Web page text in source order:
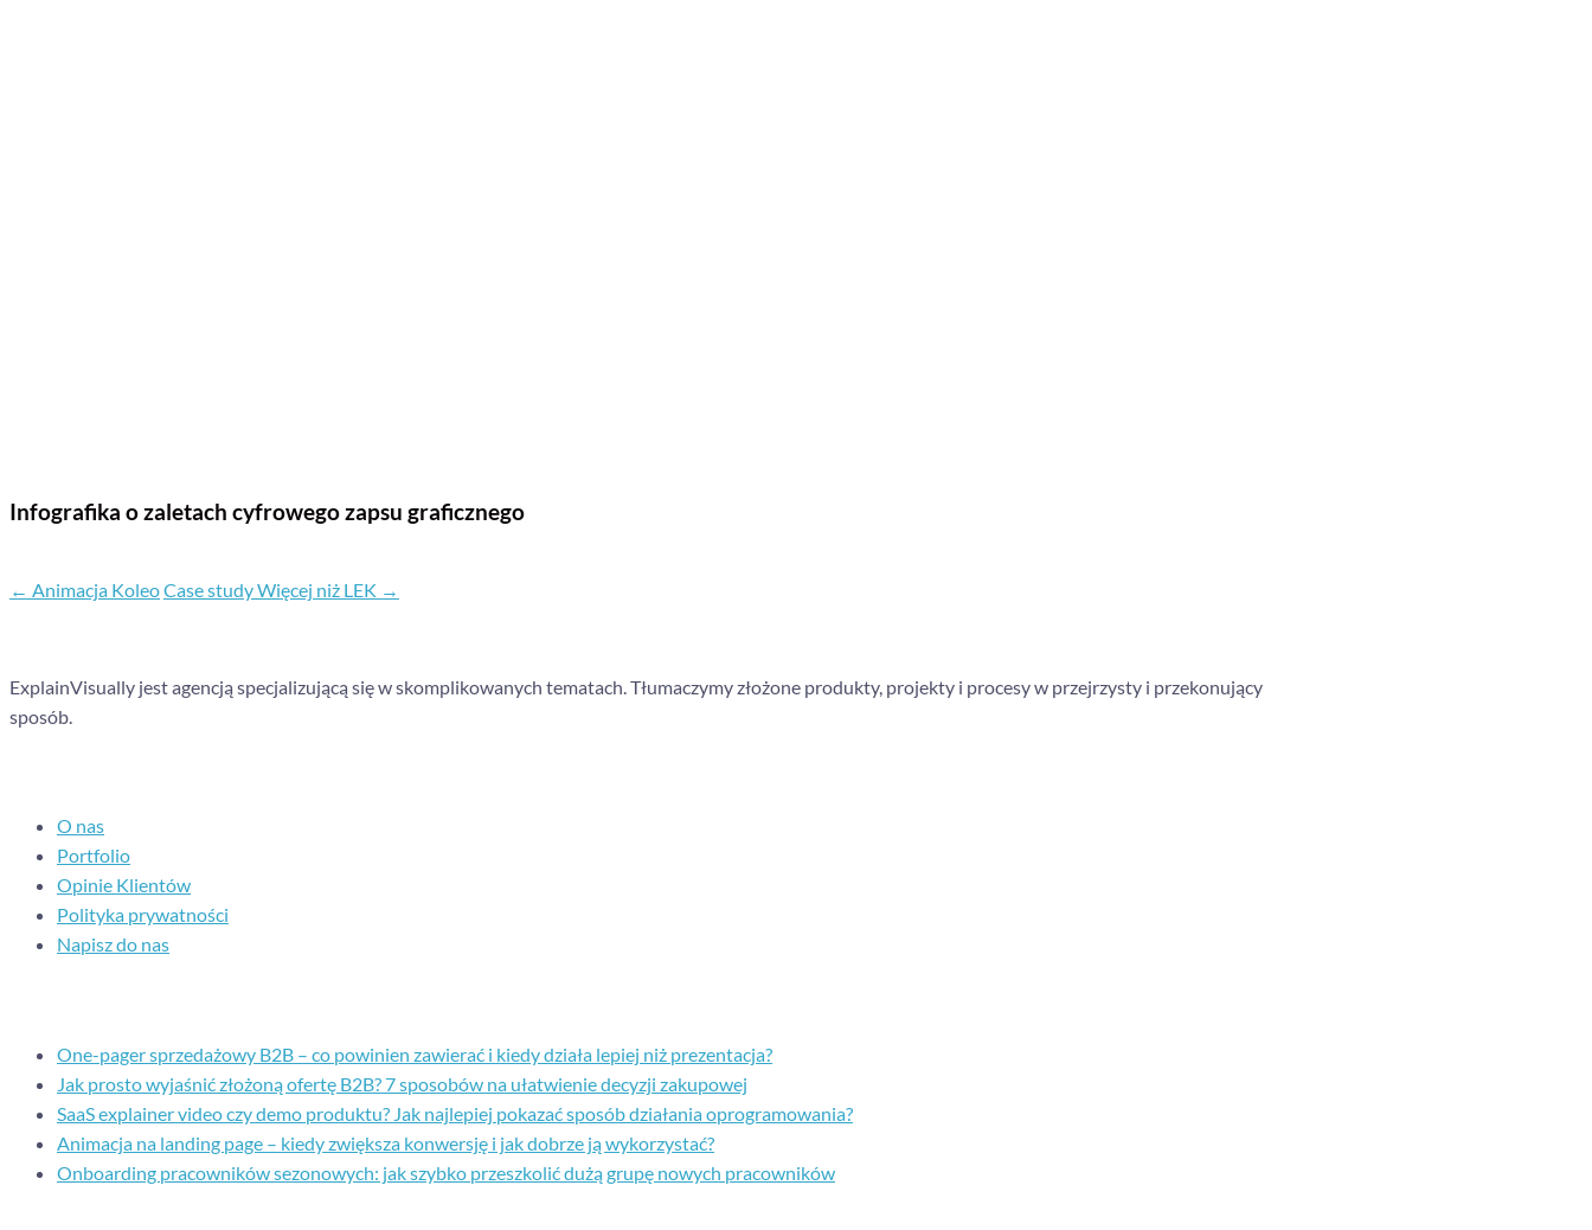
Infografika o zaletach cyfrowego zapsu graficznego
← Animacja KoleoCase study Więcej niż LEK →
ExplainVisually jest agencją specjalizującą się w skomplikowanych tematach. Tłumaczymy złożone produkty, projekty i procesy w przejrzysty i przekonujący
sposób.
O nas
Portfolio
Opinie Klientów
Polityka prywatności
Napisz do nas
One-pager sprzedażowy B2B – co powinien zawierać i kiedy działa lepiej niż prezentacja?
Jak prosto wyjaśnić złożoną ofertę B2B? 7 sposobów na ułatwienie decyzji zakupowej
SaaS explainer video czy demo produktu? Jak najlepiej pokazać sposób działania oprogramowania?
Animacja na landing page – kiedy zwiększa konwersję i jak dobrze ją wykorzystać?
Onboarding pracowników sezonowych: jak szybko przeszkolić dużą grupę nowych pracowników